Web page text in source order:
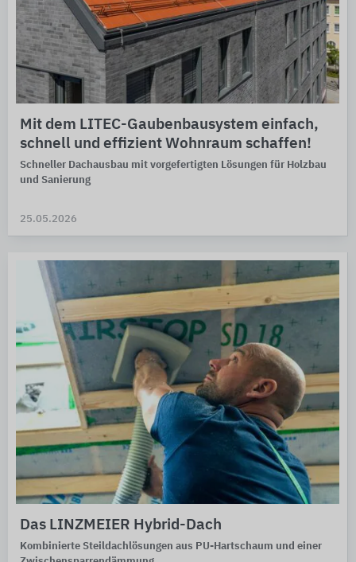
Mit dem LITEC-Gaubenbausystem einfach,
schnell und effizient Wohnraum schaffen!
Schneller Dachausbau mit vorgefertigten Lösungen für Holzbau
und Sanierung
25.05.2026
Das LINZMEIER Hybrid-Dach
Kombinierte Steildachlösungen aus PU-Hartschaum und einer